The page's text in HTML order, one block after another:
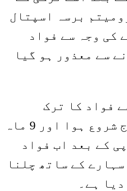
برسہ اسپتال
کی وجہ سے فواد
سے معذور ہو گیا
فواد کا ترک
اسپتال میں علاج شروع ہوا اور 9 ماہ
کے بعد اب فواد
کے ساتھ چلنا
ہے۔